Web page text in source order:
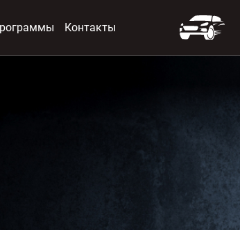
Контакты